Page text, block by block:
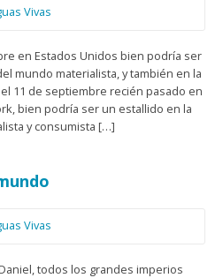
Vivas
en Estados Unidos bien podría ser
mundo materialista, y también en la
11 de septiembre recién pasado en
bien podría ser un estallido en la
y consumista […]
Vivas
todos los grandes imperios